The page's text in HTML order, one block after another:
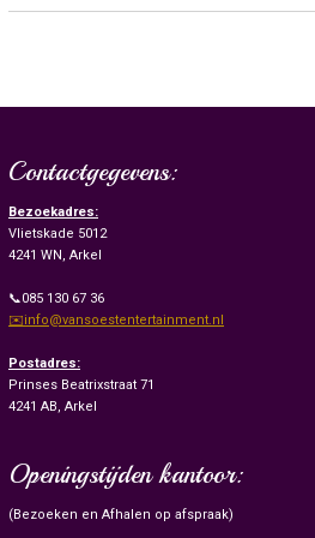
Contactgegevens:
Bezoekadres:
Vlietskade 5012
4241 WN, Arkel
📞085 130 67 36
✉️info@vansoestentertainment.nl
Postadres:
Prinses Beatrixstraat 71
4241 AB, Arkel
Openingstijden kantoor:
(Bezoeken en Afhalen op afspraak)